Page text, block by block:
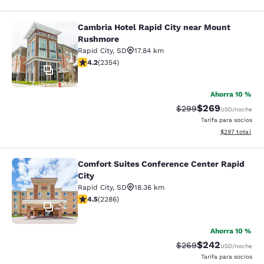
Cambria Hotel Rapid City near
26
Cambria Hotel Rapid City near Mount
Rushmore
Rapid City, SD
17.84 km
calificación de 4.19 estrellas. Muy bueno. 2354
4.2(2354)
Ahorra 10 %
Precio tachado:
$299Precio con
$269USD/noche
Tarifa para socios
Ver detalles
$297 total
Comfort Suites Conference Center
34
Comfort Suites Conference Center Rapid
City
Rapid City, SD
18.36 km
calificación de 4.55 estrellas. Excelente. 2286 reseñas
4.5(2286)
Ahorra 10 %
Precio tachado:
$269Precio con
$242USD/noche
Tarifa para socios